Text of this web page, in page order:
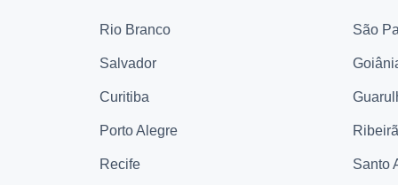
Rio Branco São
Salvador
Curitiba
Porto Alegre
Recife Santo